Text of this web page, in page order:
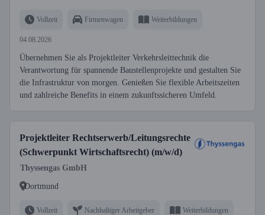
Vollzeit Firmenwagen Weiterbildungen
04.08.2026
Übernehmen Sie als Projektleiter Verkehrsleittechnik die
Verantwortung für spannende Baustellenprojekte und gestalten Sie
die Infrastruktur von morgen. Genießen Sie flexible Arbeitszeiten
und zahlreiche Benefits in einem zukunftssicheren Umfeld.
Projektleiter Rechtserwerb/Leitungsrechte
(Schwerpunkt Wirtschaftsrecht) (m/w/d)
Thyssengas GmbH
Dortmund
Vollzeit Nachhaltiger Arbeitgeber Weiterbildungen